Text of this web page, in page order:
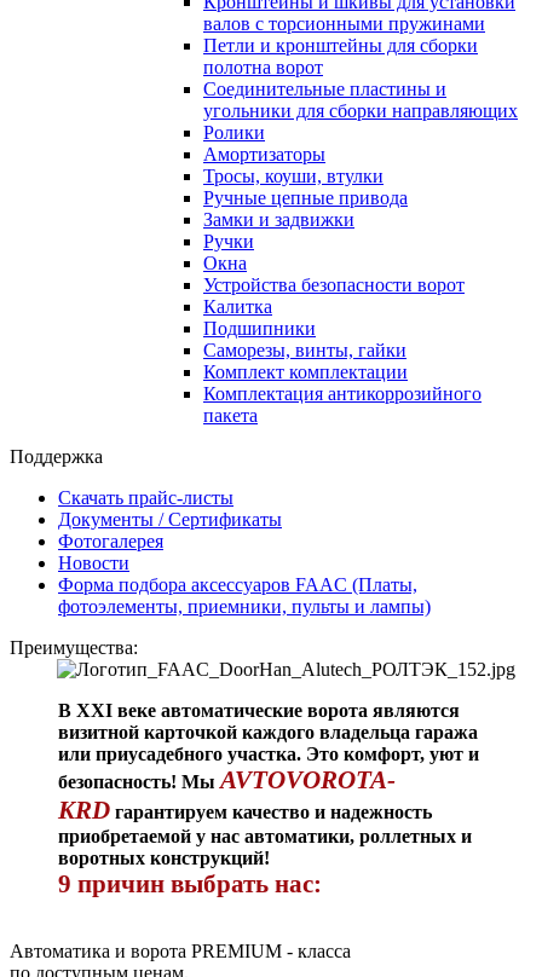
валов с торсионными пружинами
Петли и кронштейны для сборки
полотна ворот
Соединительные пластины и
угольники для сборки направляющих
Ролики
Амортизаторы
Тросы, коуши, втулки
Ручные цепные привода
Замки и задвижки
Ручки
Окна
Устройства безопасности ворот
Калитка
Подшипники
Саморезы, винты, гайки
Комплект комплектации
Комплектация антикоррозийного
пакета
Поддержка
Скачать прайс-листы
Документы / Сертификаты
Фотогалерея
Новости
Форма подбора аксессуаров FAAC (Платы,
фотоэлементы, приемники, пульты и лампы)
Преимущества:
В XXI веке автоматические ворота являются
визитной карточкой каждого владельца гаража
или приусадебного участка. Это комфорт, уют и
безопасность! Мы AVTOVOROTA-
KRD гарантируем качество и надежность
приобретаемой у нас автоматики, роллетных и
воротных конструкций!
9 причин выбрать нас:
Автоматика и ворота PREMIUM - класса
по доступным ценам.